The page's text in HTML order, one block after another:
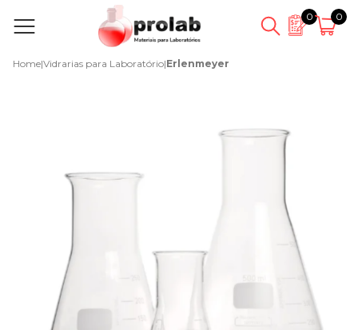
0 0
Home|Vidrarias para Laboratório|Erlenmeyer